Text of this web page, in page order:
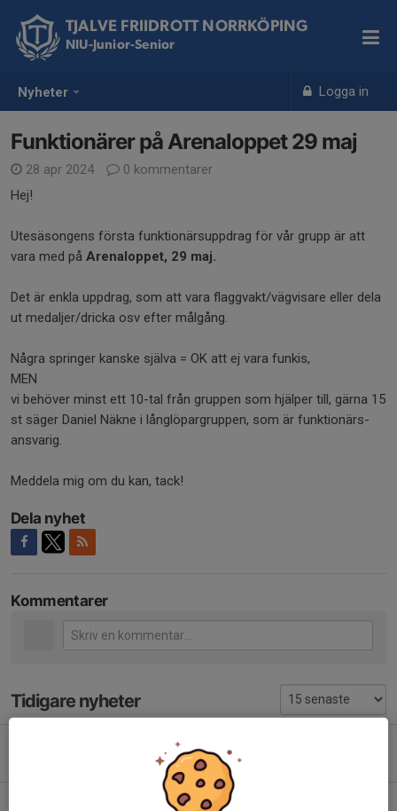
Nyheter Logga in
TJALVE FRIIDROTT NORRKÖPING
NIU-Junior-Senior
Funktionärer på Arenaloppet 29 maj
28 apr 2024
0 kommentarer
Hej!
Utesäsongens första funktionärsuppdrag för vår grupp är att
vara med på Arenaloppet, 29 maj.
Det är enkla uppdrag, som att vara flaggvakt/vägvisare eller dela
ut medaljer/dricka osv efter målgång.
Några springer kanske själva = OK att ej vara funkis,
MEN
vi behöver minst ett 10-tal från gruppen som hjälper till, gärna 15
st säger Daniel Näkne i långlöpargruppen, som är funktionärs-
ansvarig.
Meddela mig om du kan, tack!
Dela nyhet
Kommentarer
Tidigare nyheter
Ändrat datum för vår-träff - söndag 12 april
0
Vår-träff 29 mars